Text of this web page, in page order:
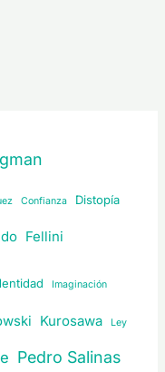
Confianza Distopía
Fellini
Imaginación
Kurosawa Ley
Pedro Salinas